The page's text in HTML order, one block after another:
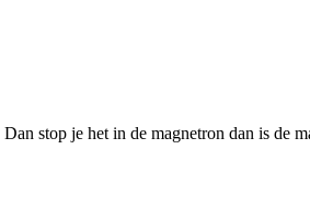
stop je het in de magnetron dan is de